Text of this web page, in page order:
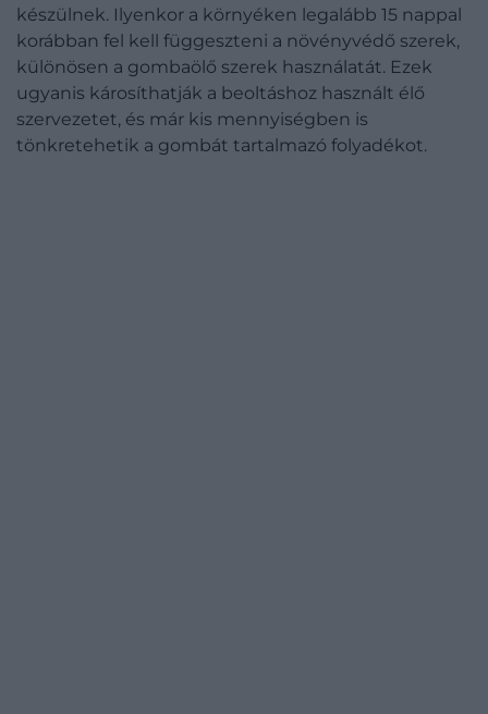
készülnek. Ilyenkor a környéken legalább 15 nappal
korábban fel kell függeszteni a növényvédő szerek,
különösen a gombaölő szerek használatát. Ezek
ugyanis károsíthatják a beoltáshoz használt élő
szervezetet, és már kis mennyiségben is
tönkretehetik a gombát tartalmazó folyadékot.